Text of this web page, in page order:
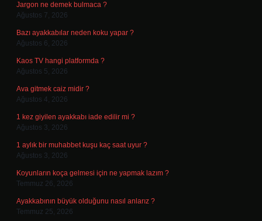
Jargon ne demek bulmaca ?
Ağustos 7, 2026
Bazı ayakkabılar neden koku yapar ?
Ağustos 6, 2026
Kaos TV hangi platformda ?
Ağustos 5, 2026
Ava gitmek caiz midir ?
Ağustos 4, 2026
1 kez giyilen ayakkabı iade edilir mi ?
Ağustos 3, 2026
1 aylık bir muhabbet kuşu kaç saat uyur ?
Ağustos 3, 2026
Koyunların koça gelmesi için ne yapmak lazım ?
Temmuz 26, 2026
Ayakkabının büyük olduğunu nasıl anlarız ?
Temmuz 25, 2026